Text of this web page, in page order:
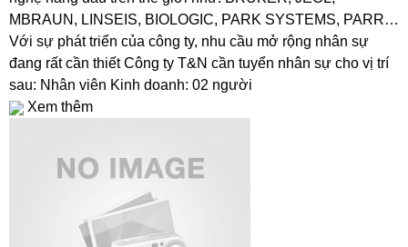
MBRAUN, LINSEIS, BIOLOGIC, PARK SYSTEMS, PARR…
Với sự phát triển của công ty, nhu cầu mở rộng nhân sự
đang rất cần thiết Công ty T&N cần tuyển nhân sự cho vị trí
sau: Nhân viên Kinh doanh: 02 người
Xem thêm